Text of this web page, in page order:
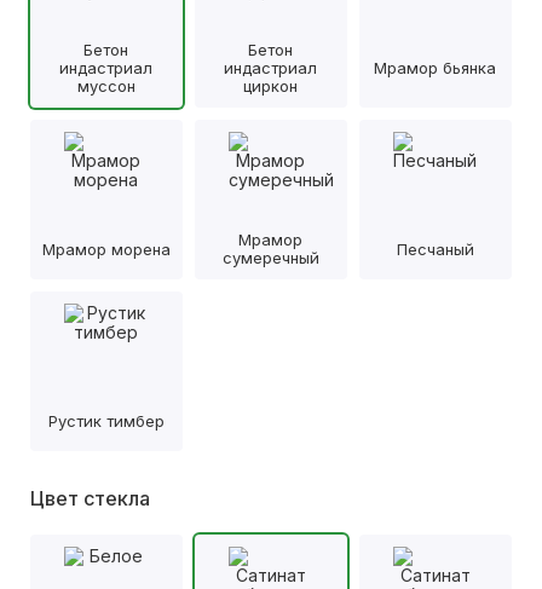
Бетон
индастриал
муссон
Бетон
индастриал
циркон
Мрамор бьянка
Мрамор морена
Мрамор
сумеречный
Песчаный
Рустик тимбер
Цвет стекла